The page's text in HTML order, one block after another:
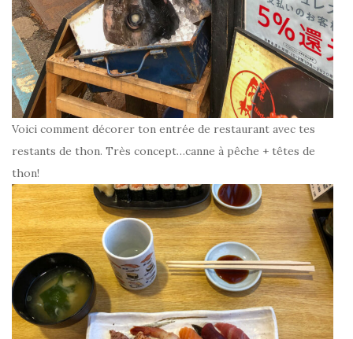
Voici comment décorer ton entrée de restaurant avec tes
restants de thon. Très concept…canne à pêche + têtes de
thon!